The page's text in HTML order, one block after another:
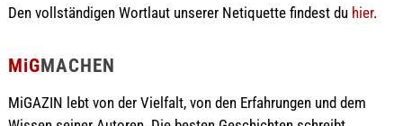
Den vollständigen Wortlaut unserer Netiquette findest du hier.
MiGMACHEN
MiGAZIN lebt von der Vielfalt, von den Erfahrungen und dem